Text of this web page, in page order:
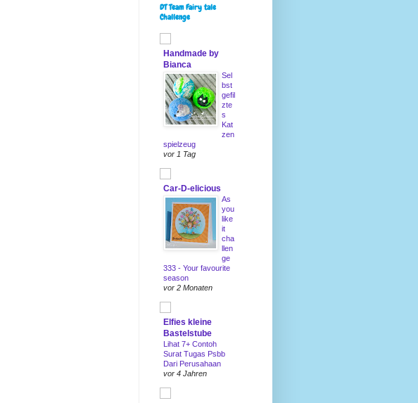
DT Team Fairy tale
Challenge
Handmade by
Bianca
Sel
bst
gefil
zte
s
Kat
zen
spielzeug
vor 1 Tag
Car-D-elicious
As
you
like
it
cha
llen
ge
333 - Your favourite
season
vor 2 Monaten
Elfies kleine
Bastelstube
Lihat 7+ Contoh
Surat Tugas Psbb
Dari Perusahaan
vor 4 Jahren